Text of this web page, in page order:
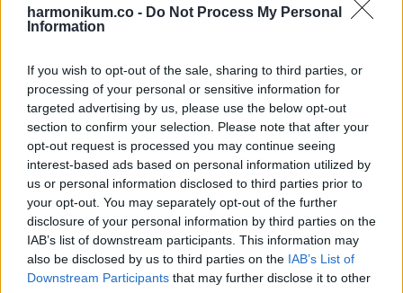
harmonikum.co - Do Not Process My Personal
Information
If you wish to opt-out of the sale, sharing to third parties, or
processing of your personal or sensitive information for
targeted advertising by us, please use the below opt-out
section to confirm your selection. Please note that after your
opt-out request is processed you may continue seeing
interest-based ads based on personal information utilized by
us or personal information disclosed to third parties prior to
your opt-out. You may separately opt-out of the further
disclosure of your personal information by third parties on the
IAB’s list of downstream participants. This information may
also be disclosed by us to third parties on the IAB’s List of
Downstream Participants that may further disclose it to other
akadályozása szándékával gyakorolnám, legyen szó akár
konkrétan az uniós források lehívhatóságához szükséges
Példaként említette, hogy késedelem nélkül írta alá a
Nemzetközi Büntetőbírósághozvaló csatlakozás
helyreállításáról szóló törvényt, valamint hivatalba lépésekor
Svédország NATO-csatlakozásárólszóló
dokumentumot is.
Magyar Péter élesen
válaszolt